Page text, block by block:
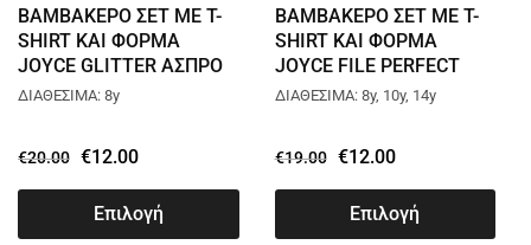
ΒΑΜΒΑΚΕΡΟ ΣΕΤ ΜΕ T-
SHIRT ΚΑΙ ΦΟΡΜΑ
JOYCE GLITTER ΑΣΠΡΟ
13824
ΔΙΑΘΕΣΙΜΑ: 8y
€20.00 €12.00
Επιλογή
ΒΑΜΒΑΚΕΡΟ ΣΕΤ ΜΕ T-
SHIRT ΚΑΙ ΦΟΡΜΑ
JOYCE FILE PERFECT
ΚΟΡΑΛΙ 13822
ΔΙΑΘΕΣΙΜΑ: 8y, 10y, 14y
€19.00 €12.00
Επιλογή